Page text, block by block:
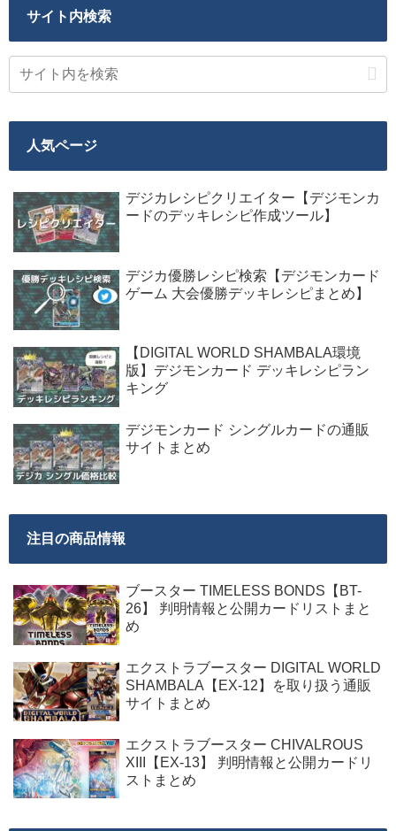
サイト内検索
人気ページ
デジカレシピクリエイター【デジモンカ
ードのデッキレシピ作成ツール】
デジカ優勝レシピ検索【デジモンカード
ゲーム 大会優勝デッキレシピまとめ】
【DIGITAL WORLD SHAMBALA環境
版】デジモンカード デッキレシピラン
キング
デジモンカード シングルカードの通販
サイトまとめ
注目の商品情報
ブースター TIMELESS BONDS【BT-
26】 判明情報と公開カードリストまと
め
エクストラブースター DIGITAL WORLD
SHAMBALA【EX-12】を取り扱う通販
サイトまとめ
エクストラブースター CHIVALROUS
XIII【EX-13】 判明情報と公開カードリ
ストまとめ